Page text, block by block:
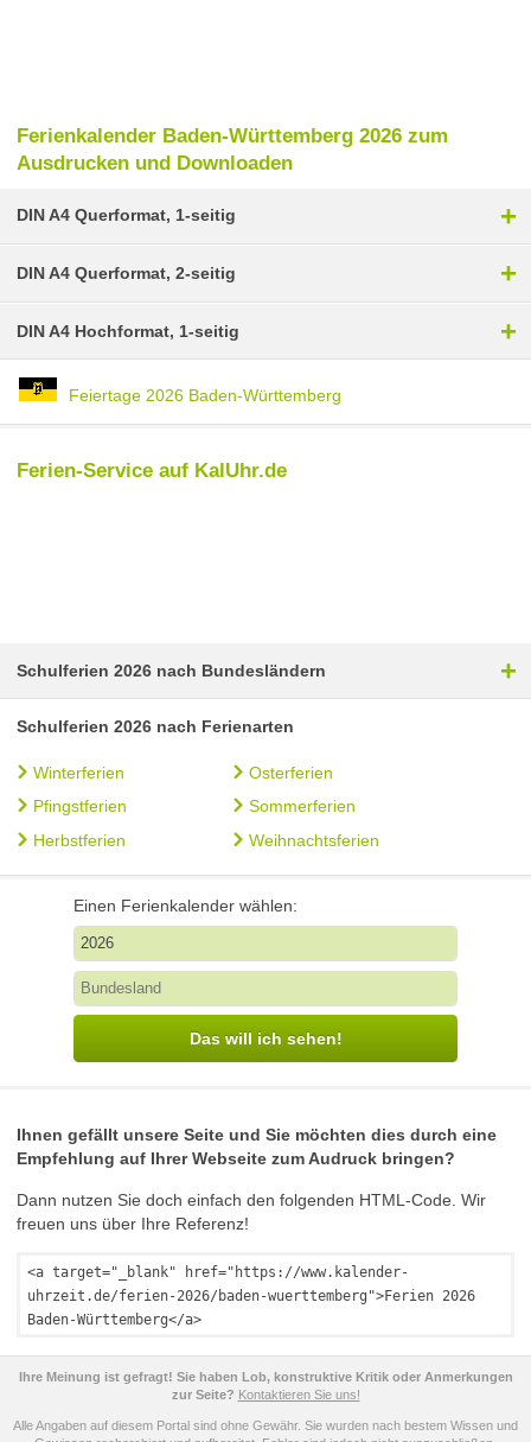
Ferienkalender Baden-Württemberg 2026 zum
Ausdrucken und Downloaden
DIN A4 Querformat, 1-seitig +
DIN A4 Querformat, 2-seitig +
DIN A4 Hochformat, 1-seitig +
Feiertage 2026 Baden-Württemberg
Ferien-Service auf KalUhr.de
Schulferien 2026 nach Bundesländern +
Schulferien 2026 nach Ferienarten
Winterferien
Osterferien
Pfingstferien
Sommerferien
Herbstferien
Weihnachtsferien
Einen Ferienkalender wählen:
Das will ich sehen!
Ihnen gefällt unsere Seite und Sie möchten dies durch eine
Empfehlung auf Ihrer Webseite zum Audruck bringen?
Dann nutzen Sie doch einfach den folgenden HTML-Code. Wir
freuen uns über Ihre Referenz!
<a target="_blank" href="https://www.kalender-
uhrzeit.de/ferien-2026/baden-wuerttemberg">Ferien 2026
Baden-Württemberg</a>
Ihre Meinung ist gefragt! Sie haben Lob, konstruktive Kritik oder Anmerkungen
zur Seite? Kontaktieren Sie uns!
Alle Angaben auf diesem Portal sind ohne Gewähr. Sie wurden nach bestem Wissen und